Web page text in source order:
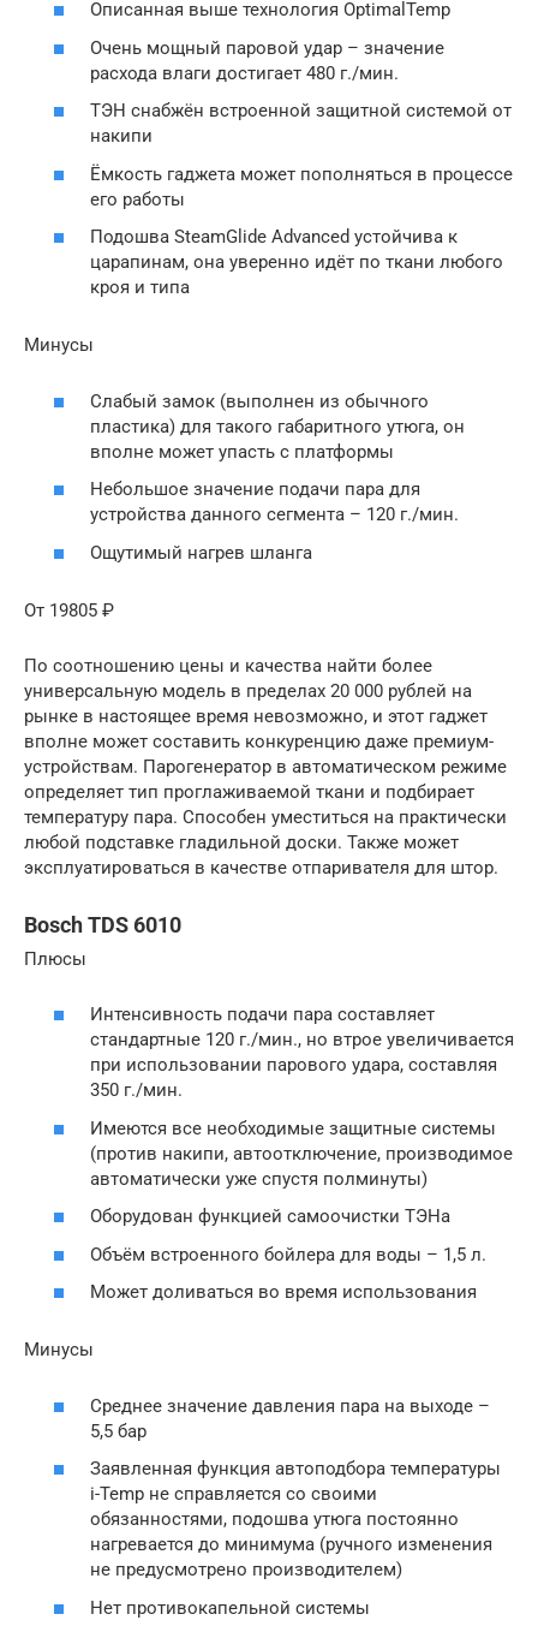
Описанная выше технология OptimalTemp
Очень мощный паровой удар – значение
расхода влаги достигает 480 г./мин.
ТЭН снабжён встроенной защитной системой от
накипи
Ёмкость гаджета может пополняться в процессе
его работы
Подошва SteamGlide Advanced устойчива к
царапинам, она уверенно идёт по ткани любого
кроя и типа
Минусы
Слабый замок (выполнен из обычного
пластика) для такого габаритного утюга, он
вполне может упасть с платформы
Небольшое значение подачи пара для
устройства данного сегмента – 120 г./мин.
Ощутимый нагрев шланга
От 19805 ₽
По соотношению цены и качества найти более
универсальную модель в пределах 20 000 рублей на
рынке в настоящее время невозможно, и этот гаджет
вполне может составить конкуренцию даже премиум-
устройствам. Парогенератор в автоматическом режиме
определяет тип проглаживаемой ткани и подбирает
температуру пара. Способен уместиться на практически
любой подставке гладильной доски. Также может
эксплуатироваться в качестве отпаривателя для штор.
Bosch TDS 6010
Плюсы
Интенсивность подачи пара составляет
стандартные 120 г./мин., но втрое увеличивается
при использовании парового удара, составляя
350 г./мин.
Имеются все необходимые защитные системы
(против накипи, автоотключение, производимое
автоматически уже спустя полминуты)
Оборудован функцией самоочистки ТЭНа
Объём встроенного бойлера для воды – 1,5 л.
Может доливаться во время использования
Минусы
Среднее значение давления пара на выходе –
5,5 бар
Заявленная функция автоподбора температуры
i-Temp не справляется со своими
обязанностями, подошва утюга постоянно
нагревается до минимума (ручного изменения
не предусмотрено производителем)
Нет противокапельной системы